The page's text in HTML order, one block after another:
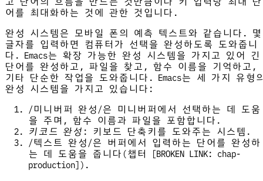
어를 최대화하는 것에 관한 것입니다.
완성 시스템은 모바일 폰의 예측 텍스트와 같습니다. 몇
글자를 입력하면 컴퓨터가 선택을 완성하도록 도와줍니
다. Emacs는 확장 가능한 완성 시스템을 가지고 있어 긴
단어를 완성하고, 파일을 찾고, 함수 이름을 기억하고,
기타 단순한 작업을 도와줍니다. Emacs는 세 가지 유형
완성 시스템을 가지고 있습니다:
/미니버퍼 완성/은 미니버퍼에서 선택하는 데 도움
을 주며, 함수 이름과 파일을 포함합니다.
키코드 완성 : 키보드 단축키를 도와주는 시스템.
/텍스트 완성/은 버퍼에서 입력하는 단어를 완성하
는 데 도움을 줍니다(챕터 [BROKEN LINK: chap-
production]).